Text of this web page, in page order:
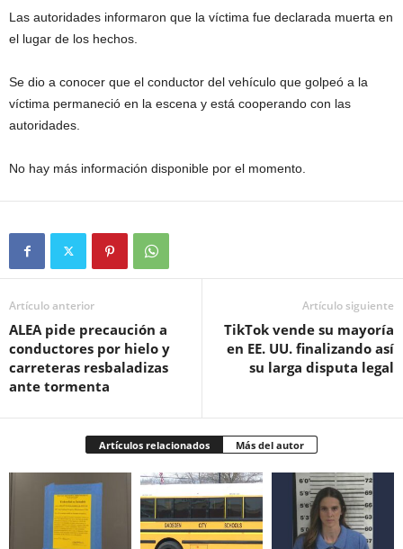
Las autoridades informaron que la víctima fue declarada muerta en
el lugar de los hechos.
Se dio a conocer que el conductor del vehículo que golpeó a la
víctima permaneció en la escena y está cooperando con las
autoridades.
No hay más información disponible por el momento.
Artículo anterior
ALEA pide precaución a
conductores por hielo y
carreteras resbaladizas
ante tormenta
Artículo siguiente
TikTok vende su mayoría
en EE. UU. finalizando así
su larga disputa legal
Artículos relacionados Más del autor